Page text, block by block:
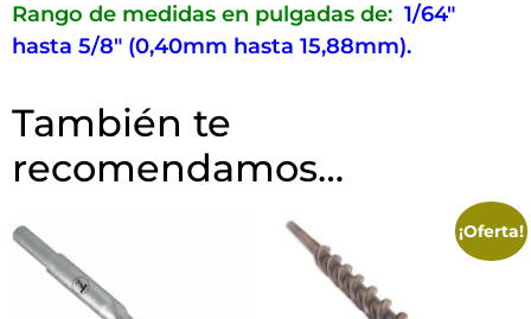
Rango de medidas en pulgadas de: 1/64″
hasta 5/8″ (0,40mm hasta 15,88mm).
También te
recomendamos…
¡Oferta!